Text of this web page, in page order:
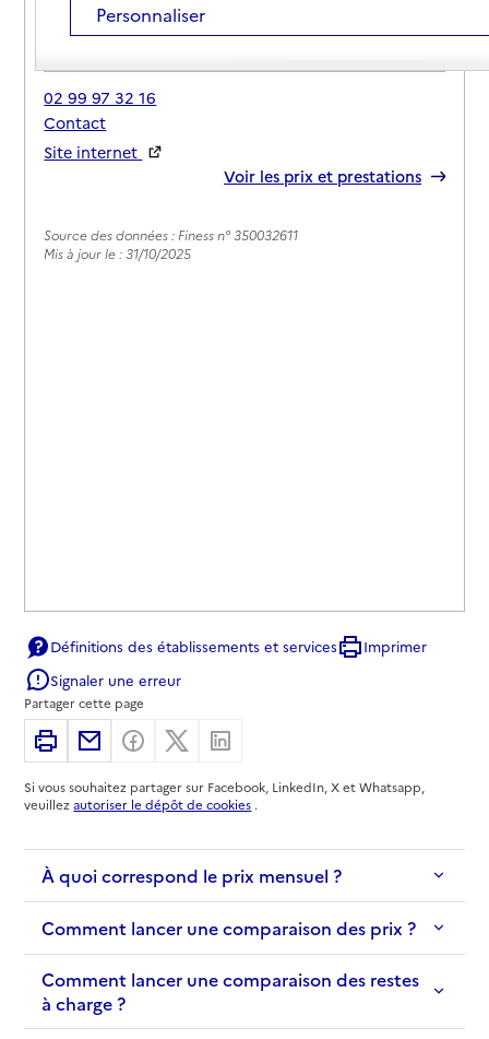
Adresse
1 rue des Tilleuls
35133-Parigné
02 99 97 32 16
Contact
Site internet
Voir les prix et prestations
Source des données : Finess n° 350032611
Mis à jour le : 31/10/2025
Définitions des établissements et services
Imprimer
Signaler une erreur
Partager cette page
ImprimerPartager par email
Partager sur Facebook
Partager sur X
Si vous souhaitez partager sur Facebook, LinkedIn, X et Whatsapp,
veuillezautoriser le dépôt de cookies .
À quoi correspond le prix mensuel ?
Comment lancer une comparaison des prix ?
Comment lancer une comparaison des restes
à charge ?
Personnaliser